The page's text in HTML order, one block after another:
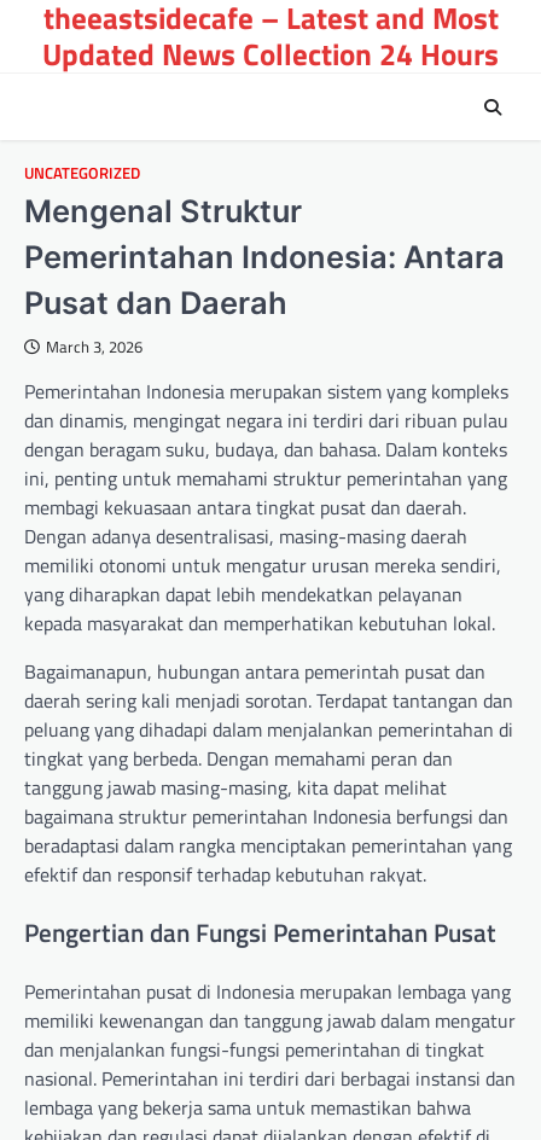
content
theeastsidecafe – Latest and Most
Updated News Collection 24 Hours
UNCATEGORIZED
Mengenal Struktur
Pemerintahan Indonesia: Antara
Pusat dan Daerah
March 3, 2026
Pemerintahan Indonesia merupakan sistem yang kompleks
dan dinamis, mengingat negara ini terdiri dari ribuan pulau
dengan beragam suku, budaya, dan bahasa. Dalam konteks
ini, penting untuk memahami struktur pemerintahan yang
membagi kekuasaan antara tingkat pusat dan daerah.
Dengan adanya desentralisasi, masing-masing daerah
memiliki otonomi untuk mengatur urusan mereka sendiri,
yang diharapkan dapat lebih mendekatkan pelayanan
kepada masyarakat dan memperhatikan kebutuhan lokal.
Bagaimanapun, hubungan antara pemerintah pusat dan
daerah sering kali menjadi sorotan. Terdapat tantangan dan
peluang yang dihadapi dalam menjalankan pemerintahan di
tingkat yang berbeda. Dengan memahami peran dan
tanggung jawab masing-masing, kita dapat melihat
bagaimana struktur pemerintahan Indonesia berfungsi dan
beradaptasi dalam rangka menciptakan pemerintahan yang
efektif dan responsif terhadap kebutuhan rakyat.
Pengertian dan Fungsi Pemerintahan Pusat
Pemerintahan pusat di Indonesia merupakan lembaga yang
memiliki kewenangan dan tanggung jawab dalam mengatur
dan menjalankan fungsi-fungsi pemerintahan di tingkat
nasional. Pemerintahan ini terdiri dari berbagai instansi dan
lembaga yang bekerja sama untuk memastikan bahwa